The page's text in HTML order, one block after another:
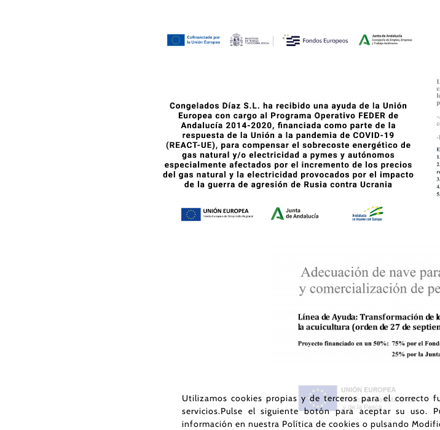
Utilizamos cookies propias y de terceros para el correcto
servicios.Pulse el siguiente botón para aceptar su uso.
información en nuestra Política de cookies o pulsando